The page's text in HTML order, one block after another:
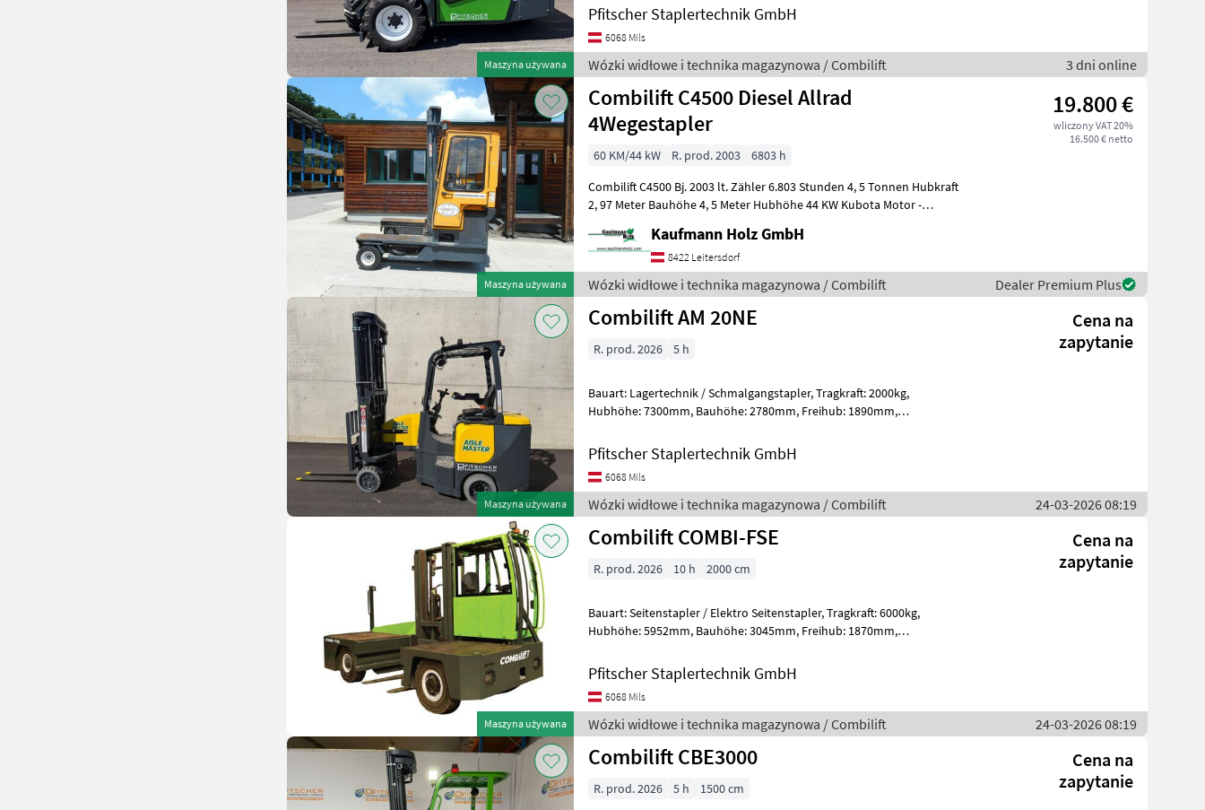
Maszyna używana
Pfitscher Staplertechnik GmbH
6068 Mils
Wózki widłowe i technika magazynowa / Combilift 3 dni online
Maszyna używana
Combilift C4500 Diesel Allrad
4Wegestapler
19.800 €
wliczony VAT 20%
16.500 € netto
60 KM/44 kW R. prod. 2003
6803 h
Combilift C4500 Bj. 2003 lt. Zähler 6.803 Stunden 4, 5 Tonnen Hubkraft
2, 97 Meter Bauhöhe 4, 5 Meter Hubhöhe 44 KW Kubota Motor -
Kaufmann Holz GmbH
8422 Leitersdorf
Wózki widłowe i technika magazynowa / Combilift Dealer Premium Plus
Maszyna używana
Combilift AM 20NE
Cena na
zapytanie
R. prod. 2026 5 h
Bauart: Lagertechnik / Schmalgangstapler, Tragkraft: 2000kg,
Hubhöhe: 7300mm, Bauhöhe: 2780mm, Freihub: 1890mm,
Pfitscher Staplertechnik GmbH
6068 Mils
Wózki widłowe i technika magazynowa / Combilift 24-03-2026 08:19
Maszyna używana
Combilift COMBI-FSE
Cena na
zapytanie
R. prod. 2026 10 h 2000 cm
Bauart: Seitenstapler / Elektro Seitenstapler, Tragkraft: 6000kg,
Hubhöhe: 5952mm, Bauhöhe: 3045mm, Freihub: 1870mm,
Pfitscher Staplertechnik GmbH
6068 Mils
Wózki widłowe i technika magazynowa / Combilift 24-03-2026 08:19
Combilift CBE3000
Cena na
zapytanie
R. prod. 2026 5 h 1500 cm